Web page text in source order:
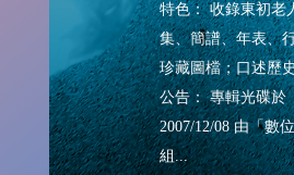
特色： 收錄東初老
集、簡譜、年表、
珍藏圖檔；口述歷
公告： 專輯光碟於
2007/12/08 由「數
組...